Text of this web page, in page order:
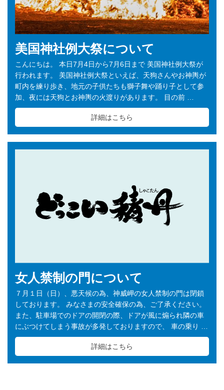
美国神社例大祭について
こんにちは。 本日7月4日から7月6日まで 美国神社例大祭が
行われます。 美国神社例大祭といえば、天狗さんやお神輿が
町内を練り歩き、地元の子供たちも獅子舞や踊り子として参
加、夜には天狗とお神輿の火渡りがあります。 目の前 …
詳細はこちら
女人禁制の門について
７月１日（日）、悪天候の為、神威岬の女人禁制の門は閉鎖
しております。 みなさまの安全確保の為、ご了承ください。
また、駐車場でのドアの開閉の際、ドアが風に煽られ隣の車
にぶつけてしまう事故が多発しておりますので、 車の乗り …
詳細はこちら